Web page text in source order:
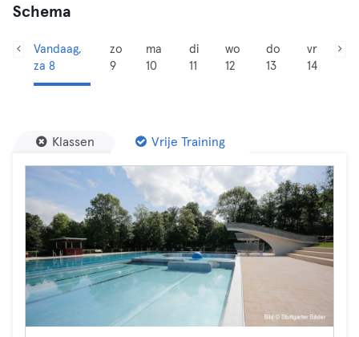
Schema
Vandaag,
za 8
zo
9
ma
10
di
11
wo
12
do
13
vr
14
Klassen Vrije Training